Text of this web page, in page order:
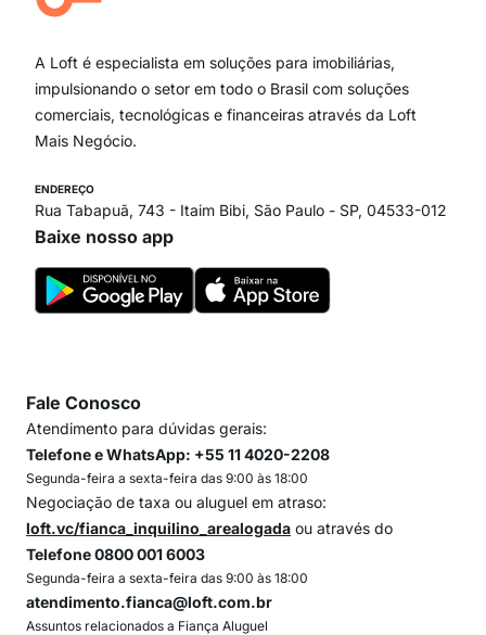
Ipiranga
Paraíso
Itaim Bibi
A Loft é especialista em soluções para imobiliárias,
impulsionando o setor em todo o Brasil com soluções
comerciais, tecnológicas e financeiras através da Loft
Mais Negócio.
ENDEREÇO
Rua Tabapuã, 743 - Itaim Bibi, São Paulo - SP, 04533-012
Baixe nosso app
Fale Conosco
Atendimento para dúvidas gerais:
Telefone e WhatsApp: +55 11 4020-2208
Segunda-feira a sexta-feira das 9:00 às 18:00
Negociação de taxa ou aluguel em atraso:
loft.vc/fianca_inquilino_arealogada ou através do
Telefone 0800 001 6003
Segunda-feira a sexta-feira das 9:00 às 18:00
atendimento.fianca@loft.com.br
Assuntos relacionados a Fiança Aluguel